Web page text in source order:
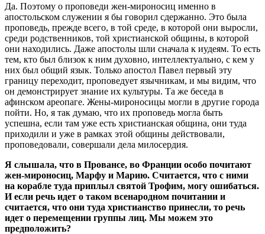
Да. Поэтому о проповеди жен-мироносиц именно в
апостольском служении я бы говорил сдержанно. Это была
проповедь, прежде всего, в той среде, в которой они выросли,
среди родственников, той христианской общины, в которой
они находились. Даже апостолы шли сначала к иудеям. То есть
тем, кто был близок к ним духовно, интеллектуально, с кем у
них был общий язык. Только апостол Павел первый эту
границу переходит, проповедует язычникам, и мы видим, что
он демонстрирует знание их культуры. Та же беседа в
афинском ареопаге. Жены-мироносицы могли в другие города
пойти. Но, я так думаю, что их проповедь могла быть
успешна, если там уже есть христианская община, они туда
приходили и уже в рамках этой общины действовали,
проповедовали, совершали дела милосердия.
Я слышала, что в Провансе, во Франции особо почитают
жен-мироносиц, Марфу и Марию. Считается, что с ними
на корабле туда приплыл святой Трофим, могу ошибаться.
И если речь идет о таком всенародном почитании и
считается, что они туда христианство принесли, то речь
идет о перемещении группы лиц. Мы можем это
предположить?